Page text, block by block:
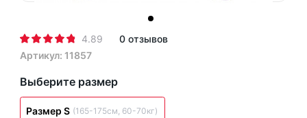
4.89
0 отзывов
Артикул: 11857
Выберите размер
Размер S (165-175см, 60-70кг)